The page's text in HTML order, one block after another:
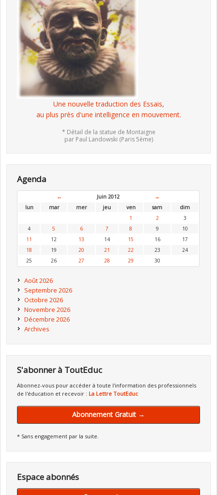
Une nouvelle traduction des Essais,
au plus près d'une intelligence en mouvement.
* Détail de la statue de Montaigne
par Paul Landowski (Paris 5ème)
Agenda
← Juin 2012
→
lun
mar mer jeu ven sam
dim
1
2
3
4
5 6 7 8 9
10
11
12 13 14 15 16
17
18
19 20 21 22 23
24
25
26 27 28 29 30
Août 2026
Septembre 2026
Octobre 2026
Novembre 2026
Décembre 2026
Archives
S'abonner à ToutEduc
Abonnez-vous pour accéder à toute l'information des professionnels
de l'éducation et recevoir : La Lettre ToutEduc
Abonnement Gratuit →
* Sans engagement par la suite.
Espace abonnés